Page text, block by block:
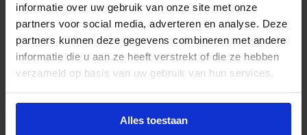
informatie over uw gebruik van onze site met onze
partners voor social media, adverteren en analyse. Deze
partners kunnen deze gegevens combineren met andere
informatie die u aan ze heeft verstrekt of die ze hebben
verzameld op basis van uw gebruik van hun services.
Alles toestaan